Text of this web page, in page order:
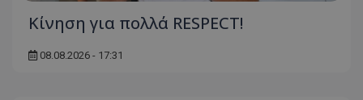
Κίνηση για πολλά RESPECT!
08.08.2026 - 17:31